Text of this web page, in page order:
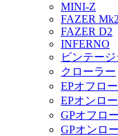
MINI-Z
FAZER Mk2
FAZER D2
INFERNO
ビンテー
クローラー
EPオフロ
EPオンロ
GPオフロ
GPオンロ